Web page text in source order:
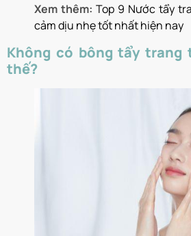
Xem thêm: Top 9 Nước tẩy
cảm dịu nhẹ tốt nhất hiện nay
Không có bông tẩy trang
thế?